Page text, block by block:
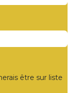
être sur liste